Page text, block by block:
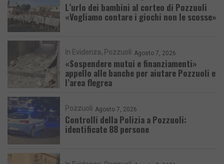
L’urlo dei bambini al corteo di Pozzuoli
«Vogliamo contare i giochi non le scosse»
In Evidenza Pozzuoli Agosto 7, 2026
«Sospendere mutui e finanziamenti»
appello alle banche per aiutare Pozzuoli e
l’area flegrea
Pozzuoli Agosto 7, 2026
Controlli della Polizia a Pozzuoli:
identificate 88 persone